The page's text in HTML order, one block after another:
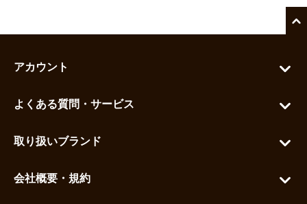
アカウント
お気に入りを見る
よくある質問・サービス
ご利用ガイド
取り扱いブランド
会社概要・規約